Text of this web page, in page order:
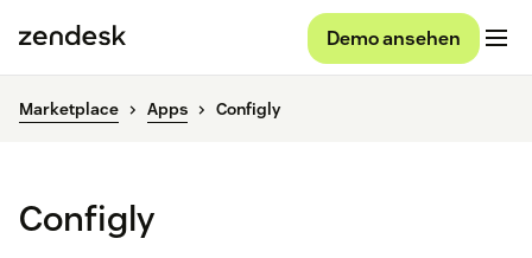
Demo ansehen
Marketplace Apps Configly
Configly